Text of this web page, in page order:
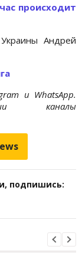
происходит
Андрей
и WhatsApp.
каналы
подпишись: